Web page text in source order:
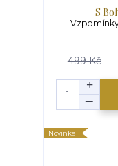
S
499 Kč
Novinka